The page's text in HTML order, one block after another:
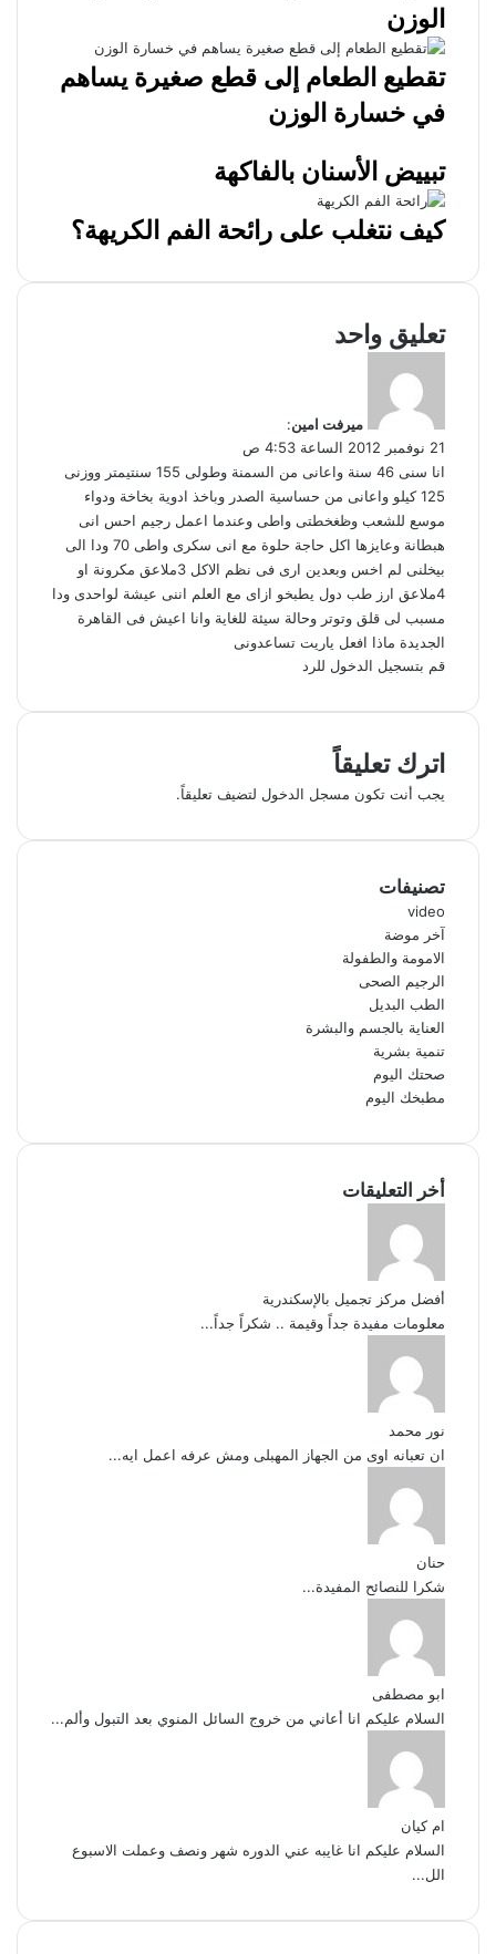
الوزن
تقطيع الطعام إلى قطع صغيرة يساهم
في خسارة الوزن
تبييض الأسنان بالفاكهة
كيف نتغلب على رائحة الفم الكريهة؟
تعليق واحد
ل
ميرفت امين:
21 نوفمبر 2012 الساعة 4:53 ص
انا سنى 46 سنة واعانى من السمنة وطولى 155 سنتيمتر ووزنى
125 كيلو واعانى من حساسية الصدر وباخذ ادوية بخاخة ودواء
موسع للشعب وظغخطتى واطى وعندما اعمل رجيم احس انى
هبطانة وعايزها اكل حاجة حلوة مع انى سكرى واطى 70 ودا الى
بيخلنى لم اخس وبعدين ارى فى نظم الاكل 3ملاعق مكرونة او
4ملاعق ارز طب دول يطبخو ازاى مع العلم اننى عيشة لواحدى ودا
مسبب لى قلق وتوتر وحالة سيئة للغاية وانا اعيش فى القاهرة
الجديدة ماذا افعل ياريت تساعدونى
قم بتسجيل الدخول للرد
اترك تعليقاً
يجب أنت تكون مسجل الدخول لتضيف تعليقاً.
تصنيفات
video
آخر موضة
الامومة والطفولة
الرجيم الصحى
الطب البديل
العناية بالجسم والبشرة
تنمية بشرية
صحتك اليوم
مطبخك اليوم
أخر التعليقات
أفضل مركز تجميل بالإسكندرية
معلومات مفيدة جداً وقيمة .. شكراً جداً...
نور محمد
ان تعبانه اوى من الجهاز المهبلى ومش عرفه اعمل ايه...
حنان
شكرا للنصائح المفيدة...
ابو مصطفى
السلام عليكم انا أعاني من خروج السائل المنوي بعد التبول وألم...
ام كيان
السلام عليكم انا غايبه عني الدوره شهر ونصف وعملت الاسبوع
الل...